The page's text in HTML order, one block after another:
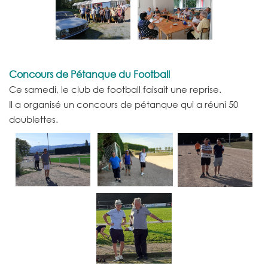
Concours de Pétanque du Football
Ce samedi, le club de football faisait une reprise.
Il a organisé un concours de pétanque qui a réuni 50
doublettes.